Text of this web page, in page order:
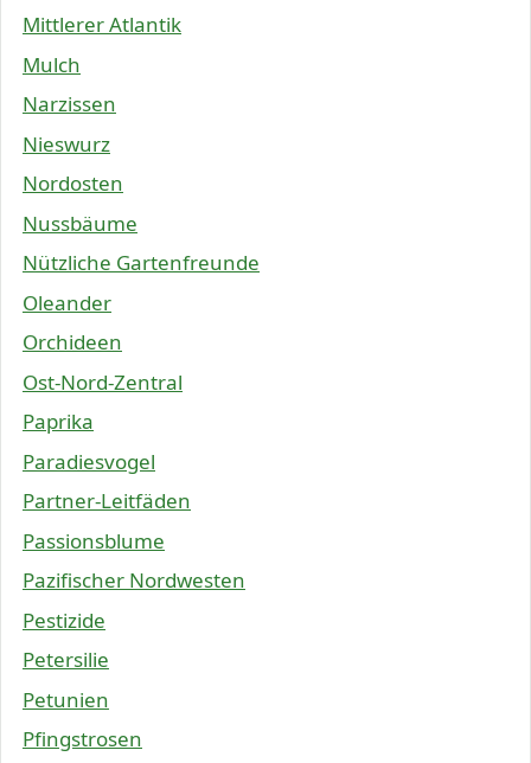
Mittlerer Atlantik
Mulch
Narzissen
Nieswurz
Nordosten
Nussbäume
Nützliche Gartenfreunde
Oleander
Orchideen
Ost-Nord-Zentral
Paprika
Paradiesvogel
Partner-Leitfäden
Passionsblume
Pazifischer Nordwesten
Pestizide
Petersilie
Petunien
Pfingstrosen